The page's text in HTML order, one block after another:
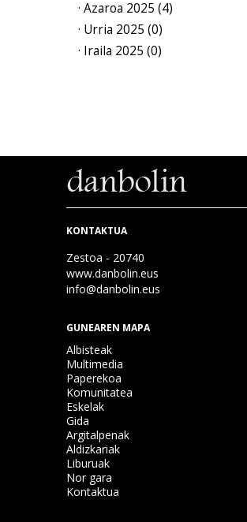
· Azaroa 2025 (4)
· Urria 2025 (0)
· Iraila 2025 (0)
KONTAKTUA
Zestoa - 20740
www.danbolin.eus
info@danbolin.eus
GUNEAREN MAPA
Albisteak
Multimedia
Paperekoa
Komunitatea
Eskelak
Gida
Argitalpenak
Aldizkariak
Liburuak
Nor gara
Kontaktua